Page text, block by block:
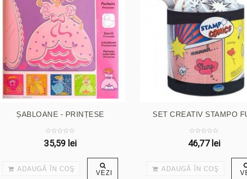
ȘABLOANE - PRINȚESE
35,59 lei
ADAUGĂ ÎN COŞ VEZI
SET CREATIV STAMPO
46,77 lei
ADAUGĂ ÎN COŞ